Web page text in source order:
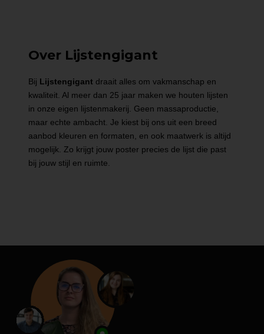
Over Lijstengigant
Bij Lijstengigant draait alles om vakmanschap en
kwaliteit. Al meer dan 25 jaar maken we houten lijsten
in onze eigen lijstenmakerij. Geen massaproductie,
maar echte ambacht. Je kiest bij ons uit een breed
aanbod kleuren en formaten, en ook maatwerk is altijd
mogelijk. Zo krijgt jouw poster precies de lijst die past
bij jouw stijl en ruimte.